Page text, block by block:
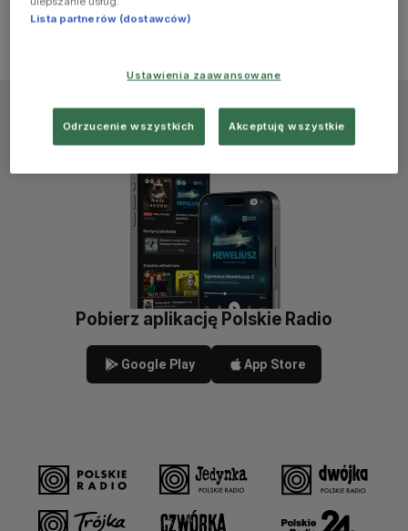
Pobierz aplikację Polskie Radio
Google Play App Store
Lista partnerów (dostawców)
Ustawienia zaawansowane
Odrzucenie wszystkich Akceptuję wszystkie